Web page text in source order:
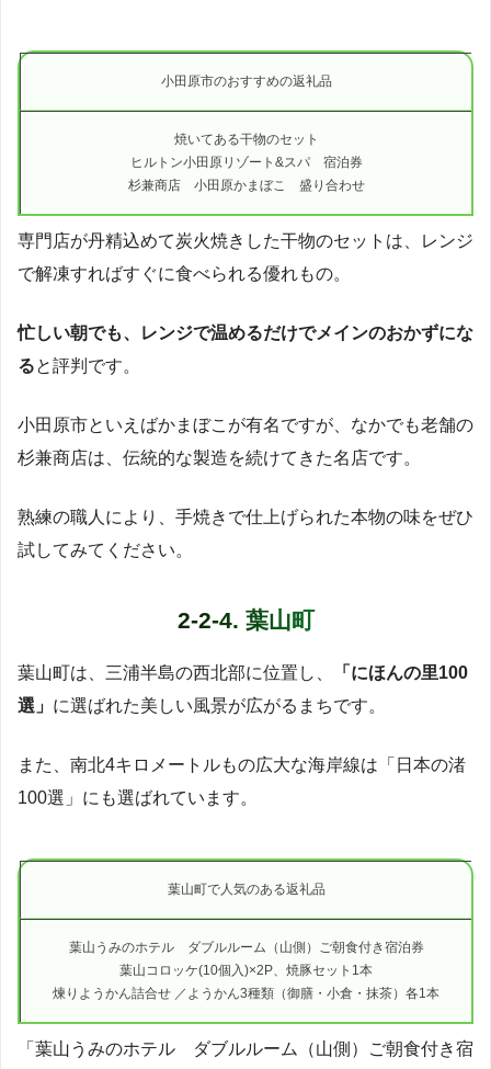
小田原市のおすすめの返礼品
焼いてある干物のセット
ヒルトン小田原リゾート&スパ 宿泊券
杉兼商店 小田原かまぼこ 盛り合わせ
専門店が丹精込めて炭火焼きした干物のセットは、レンジ
で解凍すればすぐに食べられる優れもの。
忙しい朝でも、レンジで温めるだけでメインのおかずにな
ると評判です。
小田原市といえばかまぼこが有名ですが、なかでも老舗の
杉兼商店は、伝統的な製造を続けてきた名店です。
熟練の職人により、手焼きで仕上げられた本物の味をぜひ
試してみてください。
2-2-4. 葉山町
葉山町は、三浦半島の西北部に位置し、
「にほんの里100
選」 に選ばれた美しい風景が広がるまちです。
また、南北4キロメートルもの広大な海岸線は「日本の渚
100選」にも選ばれています。
葉山町で人気のある返礼品
葉山うみのホテル ダブルルーム（山側）ご朝食付き宿泊券
葉山コロッケ(10個入)×2P、焼豚セット1本
煉りようかん詰合せ ／ようかん3種類（御膳・小倉・抹茶）各1本
「葉山うみのホテル ダブルルーム（山側）ご朝食付き宿